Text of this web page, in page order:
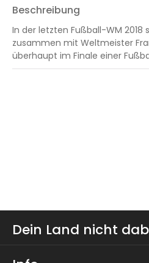
Beschreibung
In der letzten Fußball-WM 2018
zusammen mit Weltmeister
überhaupt im Finale einer
Dein Land nicht